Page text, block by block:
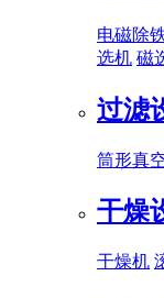
电磁除
选机 磁
过滤
筒形真
干燥
干燥机